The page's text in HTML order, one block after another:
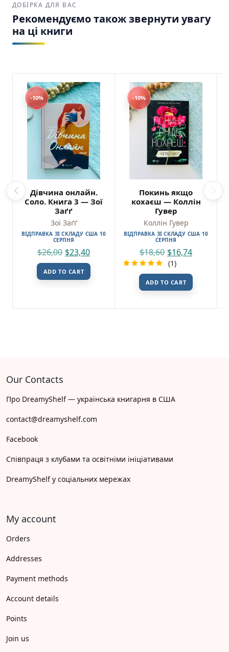
ДОБІРКА ДЛЯ ВАС
Рекомендуємо також звернути увагу
на ці книги
-10%
Дівчина онлайн.
Соло. Книга 3 — Зої
Заґґ
Зої Заґґ
ВІДПРАВКА ЗІ СКЛАДУ США 10
СЕРПНЯ
$26,00 $23,40
ADD TO CART
-10%
Покинь якщо
кохаєш — Коллін
Гувер
Коллін Гувер
ВІДПРАВКА ЗІ СКЛАДУ США 10
СЕРПНЯ
$18,60 $16,74
out
rating
(1)
ADD TO CART
Our Contacts
Про DreamyShelf — українська книгарня в США
contact@dreamyshelf.com
Facebook
Співпраця з клубами та освітніми ініціативами
DreamyShelf у соціальних мережах
My account
Orders
Addresses
Payment methods
Account details
Points
Join us